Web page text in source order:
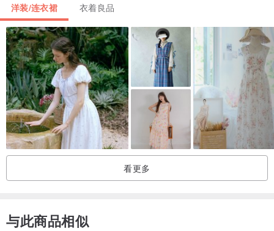
因原本已说明之瑕疵因素而退换货
＊商品因电脑或是手机会有些微的色差问题，因色差问题，经双方同
意后仅能以“换货”方式，若对商品较为要求完美，请勿下标喔。
洋装/连衣裙 衣着良品
看更多
与此商品相似